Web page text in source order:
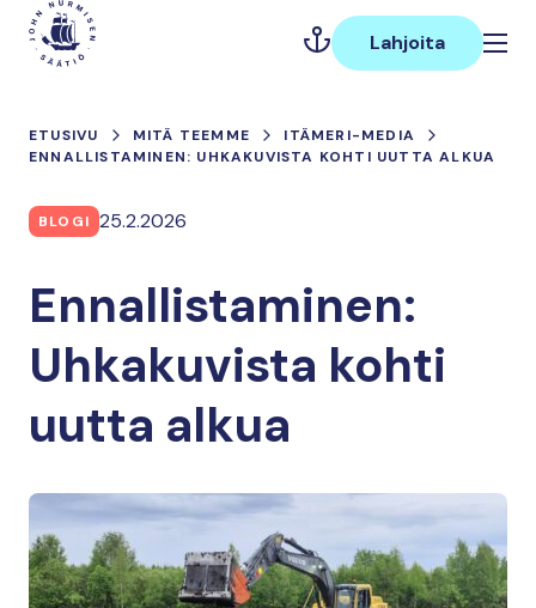
Hyppää
sisältöön
Päävalikko
Lahjoita
ETUSIVU MITÄ TEEMME
ITÄMERI-MEDIA
ENNALLISTAMINEN: UHKAKUVISTA KOHTI UUTTA ALKUA
BLOGI 25.2.2026
Ennallistaminen:
Uhkakuvista kohti
uutta alkua